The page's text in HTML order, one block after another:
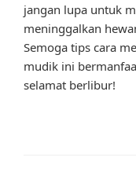
jangan lupa untuk
meninggalkan
Semoga tips cara
mudik ini
selamat berlibur!